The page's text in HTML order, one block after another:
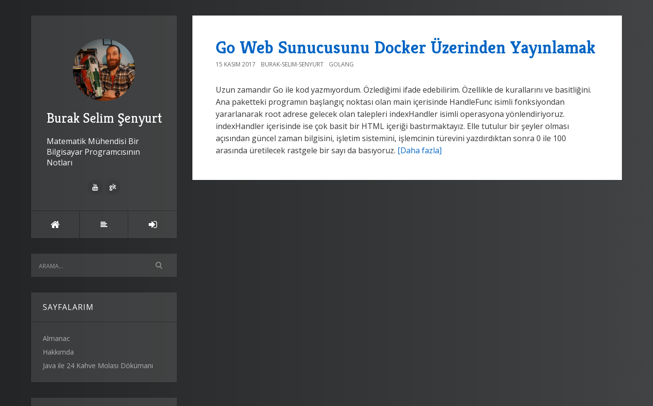
Burak Selim Şenyurt
Matematik Mühendisi Bir
Bilgisayar Programcısının
Notları
SAYFALARIM
Almanac
Hakkımda
Java ile 24 Kahve Molası Dökümanı
Go Web Sunucusunu Docker Üzerinden Yayınlamak
15 KASIM 2017 BURAK-SELIM-SENYURT GOLANG
Uzun zamandır Go ile kod yazmıyordum. Özlediğimi ifade edebilirim. Özellikle de kurallarını ve basitliğini.
Ana paketteki programın başlangıç noktası olan main içerisinde HandleFunc isimli fonksiyondan
yararlanarak root adrese gelecek olan talepleri indexHandler isimli operasyona yönlendiriyoruz.
indexHandler içerisinde ise çok basit bir HTML içeriği bastırmaktayız. Elle tutulur bir şeyler olması
açısından güncel zaman bilgisini, işletim sistemini, işlemcinin türevini yazdırdıktan sonra 0 ile 100
arasında üretilecek rastgele bir sayı da basıyoruz. [Daha fazla]